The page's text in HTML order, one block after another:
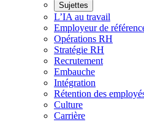
Sujettes
L’IA au travail
Employeur de
Opérations RH
Stratégie RH
Recrutement
Embauche
Intégration
Rétention des
Culture
Carrière